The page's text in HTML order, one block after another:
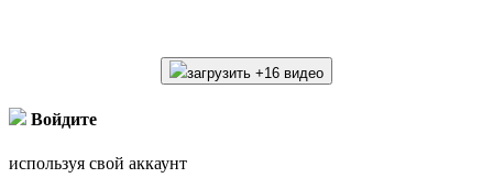
загрузить +16 видео
Войдите
используя свой аккаунт